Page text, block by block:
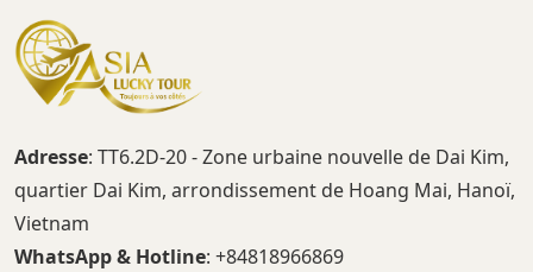
Adresse: TT6.2D-20 - Zone urbaine nouvelle de Dai Kim,
quartier Dai Kim, arrondissement de Hoang Mai, Hanoï,
Vietnam
WhatsApp & Hotline: +84818966869